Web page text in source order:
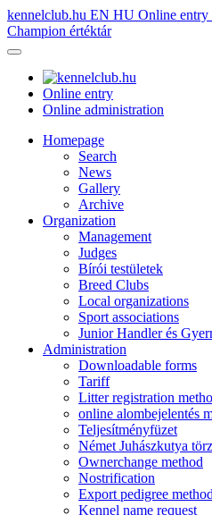
kennelclub.hu EN HU Online entry
Champion értéktár
Online entry
Online administration
Homepage
Search
News
Gallery
Archive
Organization
Management
Judges
Bírói testületek
Breed Clubs
Local organizations
Sport associations
Junior Handler és
Administration
Downloadable forms
Tariff
Litter registration
online alombejelentés
Teljesítményfüzet
Német Juhászkutya
Ownerchange method
Nostrification
Export pedigree method
Kennel name request